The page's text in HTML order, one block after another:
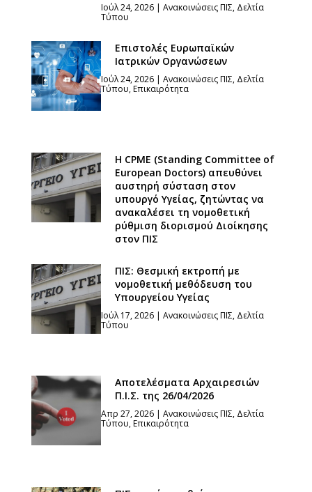
Ιούλ 24, 2026| Ανακοινώσεις ΠΙΣ, Δελτία
Τύπου
Επιστολές Ευρωπαϊκών
Ιατρικών Οργανώσεων
Ιούλ 24, 2026| Ανακοινώσεις ΠΙΣ, Δελτία
Τύπου,Επικαιρότητα
Η CPME (Standing Committee of
European Doctors) απευθύνει
αυστηρή σύσταση στον
υπουργό Υγείας, ζητώντας να
ανακαλέσει τη νομοθετική
ρύθμιση διορισμού Διοίκησης
στον ΠΙΣ
ΤύπουΠΙΣ: Θεσμική εκτροπή με
νομοθετική μεθόδευση του
Υπουργείου Υγείας
Ιούλ 17, 2026| Ανακοινώσεις ΠΙΣ, Δελτία
Τύπου
Αποτελέσματα Αρχαιρεσιών
Π.Ι.Σ. της 26/04/2026
Απρ 27, 2026| Ανακοινώσεις ΠΙΣ, Δελτία
Τύπου,Επικαιρότητα